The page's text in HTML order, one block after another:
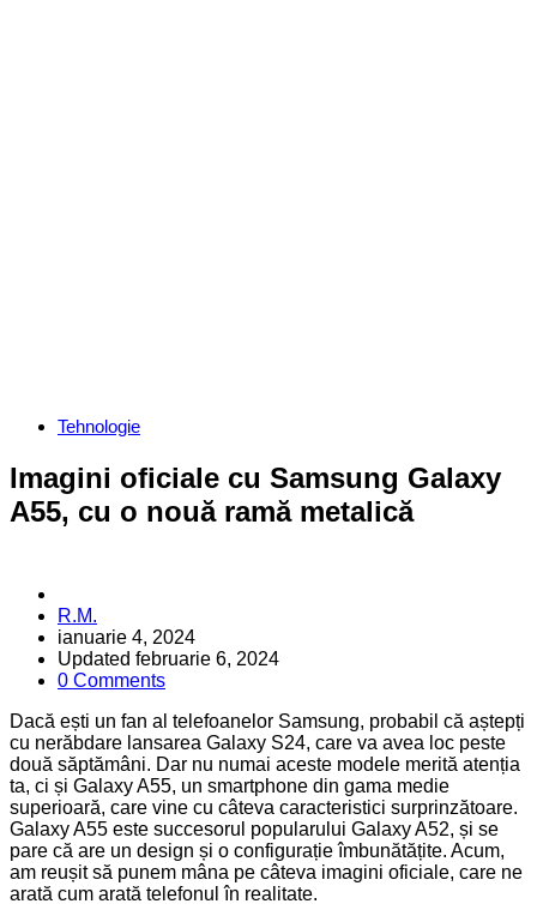
Categories
Tehnologie
Imagini oficiale cu Samsung Galaxy
A55, cu o nouă ramă metalică
Posted
by
R.M.
ianuarie 4, 2024
Updated februarie 6, 2024
0 Comments
Dacă ești un fan al telefoanelor Samsung, probabil că aștepți
cu nerăbdare lansarea Galaxy S24, care va avea loc peste
două săptămâni. Dar nu numai aceste modele merită atenția
ta, ci și Galaxy A55, un smartphone din gama medie
superioară, care vine cu câteva caracteristici surprinzătoare.
Galaxy A55 este succesorul popularului Galaxy A52, și se
pare că are un design și o configurație îmbunătățite. Acum,
am reușit să punem mâna pe câteva imagini oficiale, care ne
arată cum arată telefonul în realitate.